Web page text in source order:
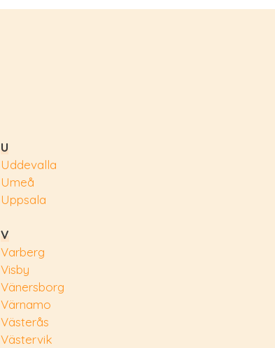
U
Uddevalla
Umeå
Uppsala
V
Varberg
Visby
Vänersborg
Värnamo
Västerås
Västervik